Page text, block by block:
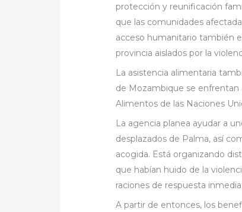
protección y reunificación
que las comunidades
acceso humanitario también
provincia aislados por la
La asistencia alimentaria
de Mozambique se enfrentan
Alimentos de las Naciones
La agencia planea ayudar a
desplazados de Palma, así
acogida. Está organizando
que habían huido de la
raciones de respuesta
A partir de entonces, los